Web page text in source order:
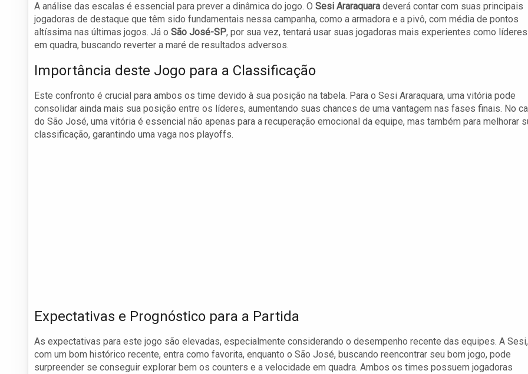
A análise das escalas é essencial para prever a dinâmica do jogo. O Sesi Araraquara deverá contar com suas principais
jogadoras de destaque que têm sido fundamentais nessa campanha, como a armadora e a pivô, com média de pontos
altíssima nas últimas jogos. Já o São José-SP, por sua vez, tentará usar suas jogadoras mais experientes como líderes
em quadra, buscando reverter a maré de resultados adversos.
Importância deste Jogo para a Classificação
Este confronto é crucial para ambos os time devido à sua posição na tabela. Para o Sesi Araraquara, uma vitória pode
consolidar ainda mais sua posição entre os líderes, aumentando suas chances de uma vantagem nas fases finais. No
do São José, uma vitória é essencial não apenas para a recuperação emocional da equipe, mas também para melhorar
classificação, garantindo uma vaga nos playoffs.
Expectativas e Prognóstico para a Partida
As expectativas para este jogo são elevadas, especialmente considerando o desempenho recente das equipes. A Sesi,
com um bom histórico recente, entra como favorita, enquanto o São José, buscando reencontrar seu bom jogo, pode
surpreender se conseguir explorar bem os counters e a velocidade em quadra. Ambos os times possuem jogadoras